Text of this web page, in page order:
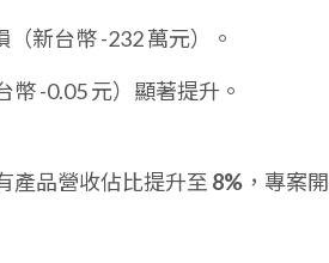
（新台幣 -232 萬元）。
幣 -0.05 元）顯著提升。
產品營收佔比提升至 8% ，專案